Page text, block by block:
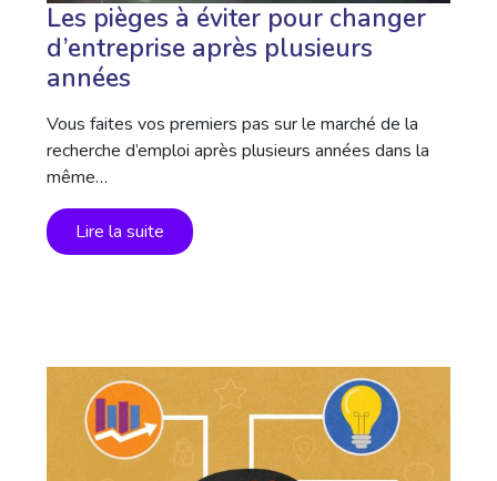
Les pièges à éviter pour changer
d’entreprise après plusieurs
années
Vous faites vos premiers pas sur le marché de la
recherche d’emploi après plusieurs années dans la
même…
Lire la suite